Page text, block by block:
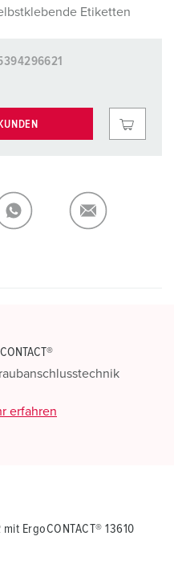
Etiketten
erfahren
ErgoCONTACT® 13610